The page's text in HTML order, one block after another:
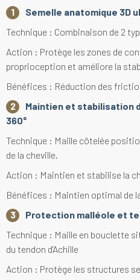
Semelle anatomique 3D
Technique : Combinaison de 2
Action : Protège les zones de
proprioception et améliore la
Bénéfices : Réduction des
Maintien et stabilisation
360°
Technique : Maille côtelée
de la cheville.
Action : Maintien et stabilise la
Bénéfices : Maintien optimal de
Protection malléole et
Technique : Maille en bouclette
du tendon d'Achille
Action : Protège les structures